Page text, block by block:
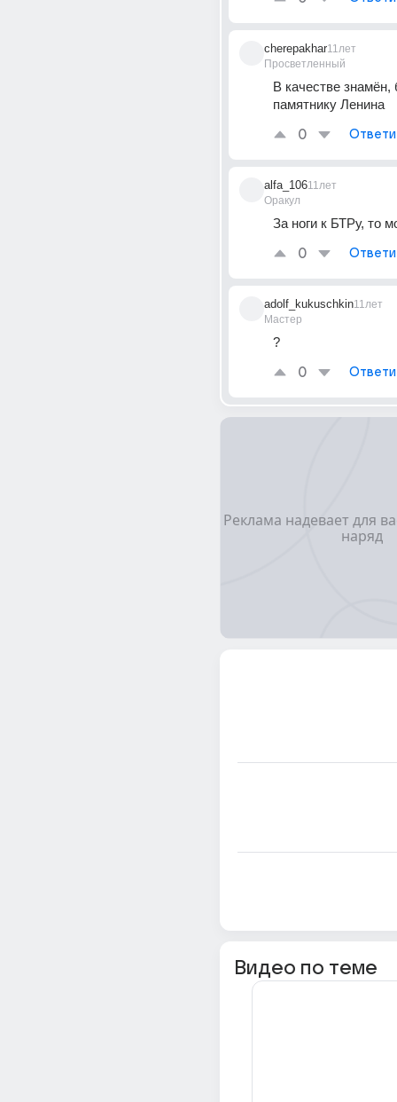
cherepakhar
Просветленный
11лет
В качестве
памятнику Ленина
0
alfa_106
Оракул
11лет
За ноги к БТРу, то
0
adolf_kukuschkin
Мастер
11лет
?
0
Видео по теме